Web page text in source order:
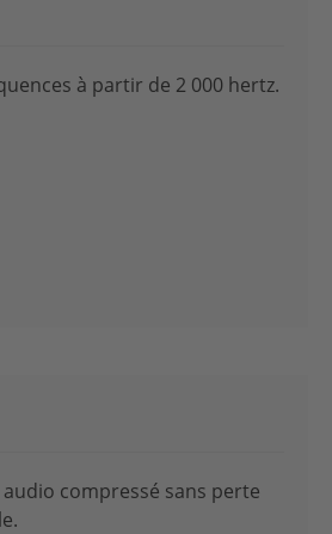
à partir de 2 000 hertz.
compressé sans perte